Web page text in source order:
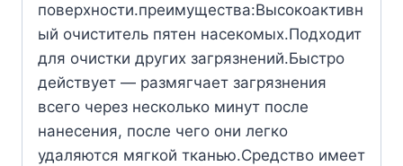
поверхности.преимущества:Высокоактивн
ый очиститель пятен насекомых.Подходит
для очистки других загрязнений.Быстро
действует — размягчает загрязнения
всего через несколько минут после
нанесения, после чего они легко
удаляются мягкой тканью.Средство имеет